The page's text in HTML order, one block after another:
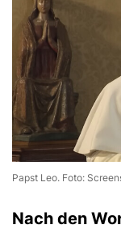
Papst Leo. Foto:
Nach den